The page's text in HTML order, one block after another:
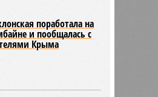
поработала на
и пообщалась с
Крыма